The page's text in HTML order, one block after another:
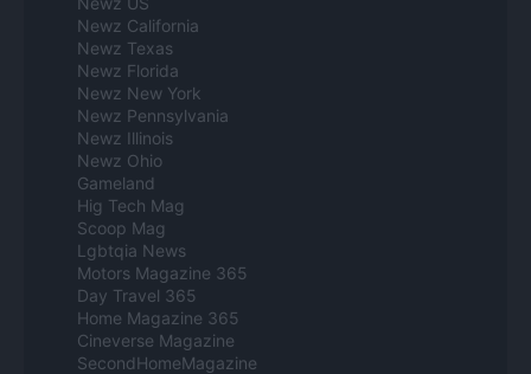
Newz California
Newz Texas
Newz Florida
Newz New York
Newz Pennsylvania
Newz Illinois
Newz Ohio
Gameland
Hig Tech Mag
Scoop Mag
Lgbtqia News
Motors Magazine 365
Day Travel 365
Home Magazine 365
Cineverse Magazine
SecondHomeMagazine